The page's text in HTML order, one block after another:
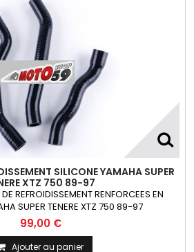
SILICONE YAMAHA SUPER
XTZ 750 89-97
REFROIDISSEMENT RENFORCEES EN
SUPER TENERE XTZ 750 89-97
99,00 €
Ajouter au panier